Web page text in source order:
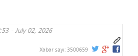
- July 02, 2026
Xəbər sayı: 3500659